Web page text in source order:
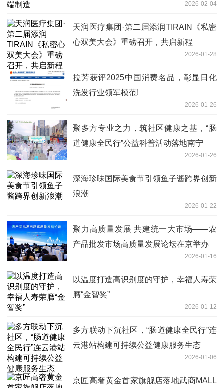
2026-02-04
天润医疗集团·第二届添润TIRAIN《私密
心双美大会》重磅召开，共启新程
2026-01-28
拉芳获评2025中国消费名品，彰显日化
洗发行业领军模范!
2026-01-26
聚多方专业之力，筑社区健康之基，“肠
道健康全民行”公益科普活动落地南宁
2026-01-26
深海珍味国际美食节引领鱼子酱跨界创新
浪潮
2026-01-22
聚力高质量发展 共建统一大市场——农
产品批发市场高质量发展论坛在京举办
2026-01-16
以温度打造高识别度的守护，幸福人寿荣
膺“金智奖”
2026-01-12
多方联动下沉社区，“肠道健康全民行”连
云港站构建可持续公益健康服务生态
2026-01-06
京匠高奢黄金首家旗舰店落地武商MALL